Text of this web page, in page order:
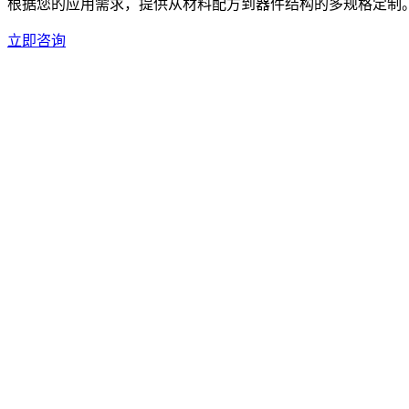
根据您的应用需求，提供从材料配方到器件结构的多规格定制
立即咨询